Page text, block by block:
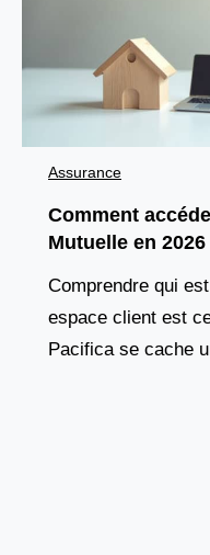
Assurance
Comment
Mutuelle en 2026
Comprendre qui
espace client est
Pacifica se cache